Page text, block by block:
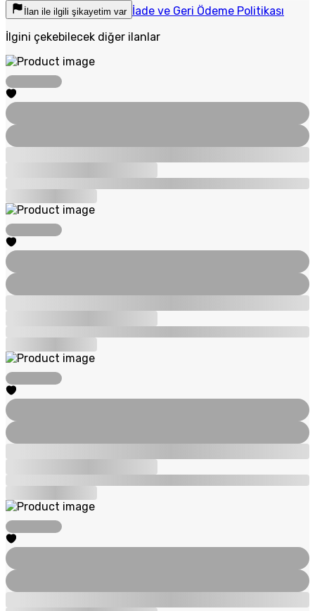
İlan ile ilgili şikayetim var İade ve Geri Ödeme Politikası
İlgini çekebilecek diğer ilanlar